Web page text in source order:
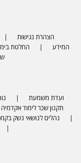
הצהרת נגישות
המידע
החלטת
ועדת משמעת
תקנון שכר לימוד אקדמיה
נהלים לנושאי נשק